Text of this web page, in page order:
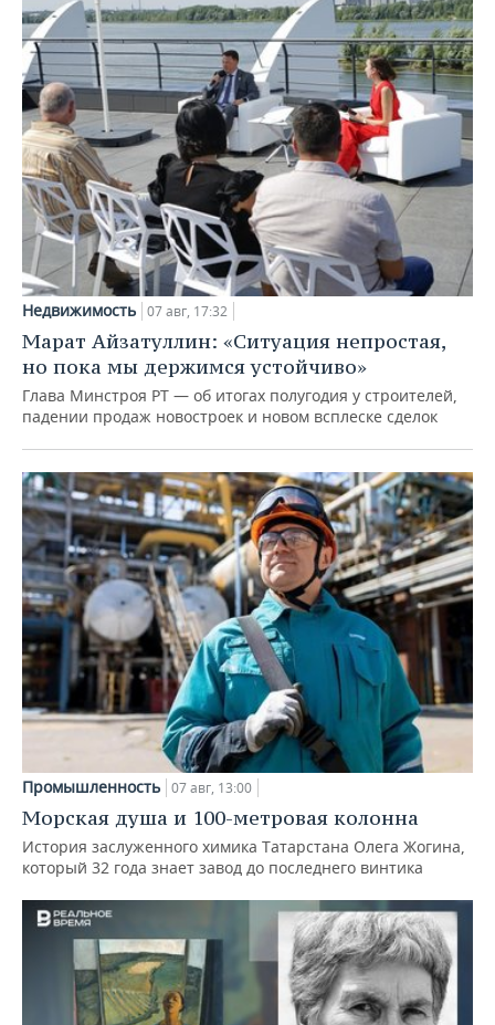
Недвижимость 07 авг, 17:32
Марат Айзатуллин: «Ситуация непростая,
но пока мы держимся устойчиво»
Глава Минстроя РТ — об итогах полугодия у строителей,
падении продаж новостроек и новом всплеске сделок
Промышленность 07 авг, 13:00
Морская душа и 100-метровая колонна
История заслуженного химика Татарстана Олега Жогина,
который 32 года знает завод до последнего винтика